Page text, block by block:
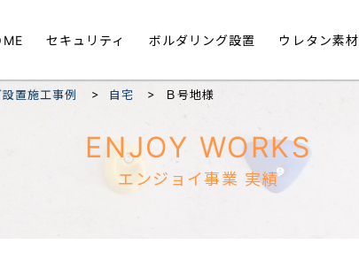
セキュリティ ボルダリング設置 ウレタン素材
置施工事例 > 自宅 > Ｂ号地様
ENJOY WORKS
エンジョイ事業 実績